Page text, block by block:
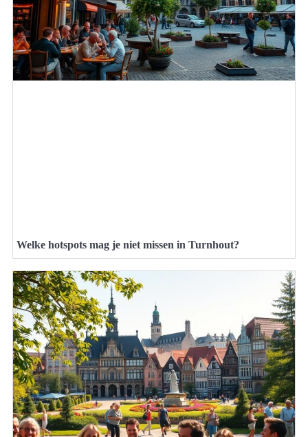
Welke hotspots mag je niet missen in Turnhout?